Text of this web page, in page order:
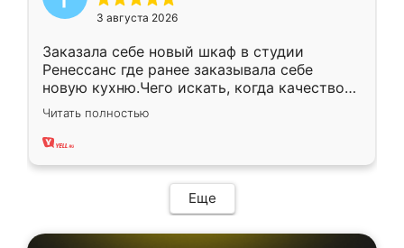
3 августа 2026
Заказала себе новый шкаф в студии
Ренессанс где ранее заказывала себе
новую кухню.Чего искать, когда качеством
вполне довольна. Служит кухня уже почти
два года, нареканий нет.
Читать полностью
Еще